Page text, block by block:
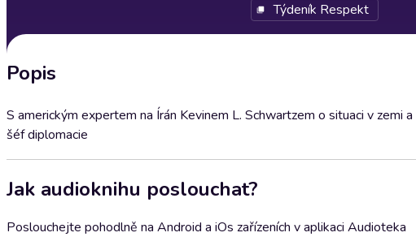
Týdeník Respekt
Popis
S americkým expertem na Írán Kevinem L. Schwartzem o situaci v
šéf diplomacie
Jak audioknihu poslouchat?
Poslouchejte pohodlně na Android a iOs zařízeních v aplikaci Audioteka